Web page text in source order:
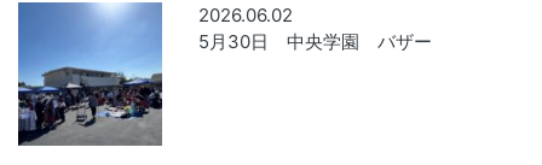
2026.06.02
5月30日 中央学園 バザー